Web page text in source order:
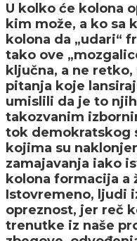
U kolko će kolona
kim može, a ko sa
kolona da „udari“
tako ove
ključna, a ne
pitanja koje
umislili da je to
takozvanim
tok demokratskog
kojima su
zamajavanja iako
kolona formacija a
Istovremeno, ljudi
opreznost, jer reč
trenutke iz naše